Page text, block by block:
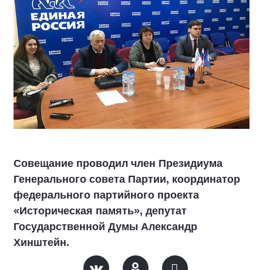
Совещание проводил член Президиума
Генерального совета Партии, координатор
федерального партийного проекта
«Историческая память», депутат
Государственной Думы Александр
Хинштейн.